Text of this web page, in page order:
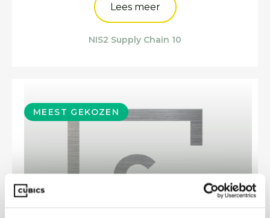
Lees meer
NIS2 Supply Chain 10
MEEST GEKOZEN